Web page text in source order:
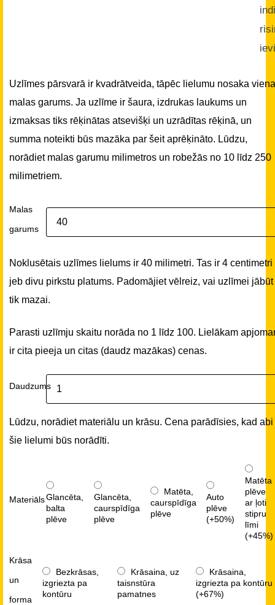
Uzlīmes pārsvarā ir kvadrātveida, tāpēc lielumu nosaka
malas garums. Ja uzlīme ir šaura, izdrukas laukums un
izmaksas tiks rēķinātas atsevišķi un uzrādītas rēķinā, un
summa noteikti būs mazāka par šeit aprēķināto. Lūdzu,
norādiet malas garumu milimetros un robežās no 10 līdz 250
milimetriem.
Malas
garums
Noklusētais uzlīmes lielums ir 40 milimetri. Tas ir 4 centimetri
jeb divu pirkstu platums. Padomājiet vēlreiz, vai uzlīmei jābūt
tik mazai.
Parasti uzlīmju skaitu norāda no 1 līdz 100. Lielākam
ir cita pieeja un citas (daudz mazākas) cenas.
Daudzums
Lūdzu, norādiet materiālu un krāsu. Cena parādīsies, kad abi
šie lielumi būs norādīti.
MateriālsGlancēta,
balta
plēve
Glancēta,
caurspīdīga
plēve
Matēta,
caurspīdīga
plēve
Auto
plēve
(+50%)
Matēta
plēve
ar ļoti
stipru
līmi
(+45%)
Krāsa
un
forma
Bezkrāsas,
izgriezta pa
kontūru
Krāsaina, uz
taisnstūra
pamatnes
Krāsaina,
izgriezta pa kontūru
(+67%)